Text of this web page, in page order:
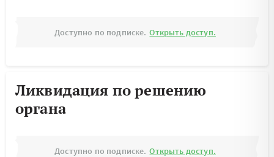
Доступно по подписке. Открыть доступ.
Ликвидация по решению
органа
Доступно по подписке. Открыть доступ.